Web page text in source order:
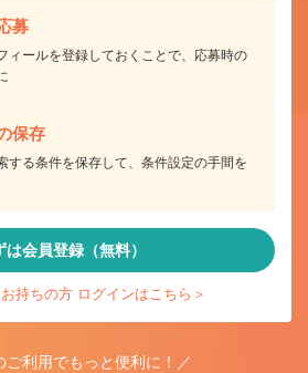
募
ィールを登録しておくことで、応募時の
保存
する条件を保存して、条件設定の手間を
は会員登録（無料）
持ちの方 ログインはこちら＞
ご利用でもっと便利に！／